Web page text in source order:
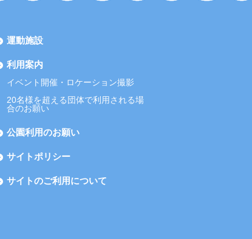
運動施設
利用案内
イベント開催・ロケーション撮影
20名様を超える団体で利用される場
合のお願い
公園利用のお願い
サイトポリシー
サイトのご利用について